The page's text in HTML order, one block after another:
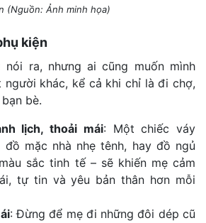
(Nguồn: Ảnh minh họa)
kiện
ra, nhưng ai cũng muốn mình
khác, kể cả khi chỉ là đi chợ,
bè.
lịch, thoải mái: Một chiếc váy
đồ mặc nhà nhẹ tênh, hay đồ ngủ
sắc tinh tế – sẽ khiến mẹ cảm
tự tin và yêu bản thân hơn mỗi
: Đừng để mẹ đi những đôi dép cũ